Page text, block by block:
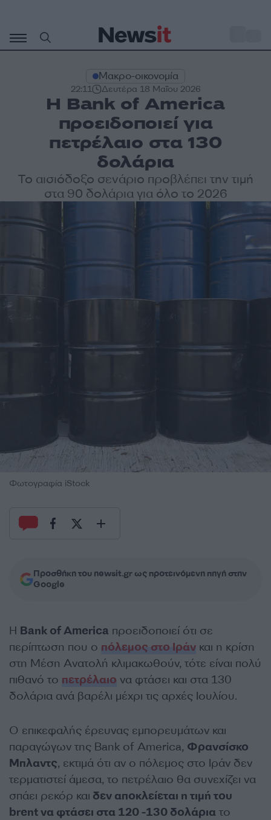
περιεχόμενο
Μακρο-οικονομία
22:11 Δευτέρα 18 Μαΐου 2026
Η Bank of America
προειδοποιεί για
πετρέλαιο στα 130
δολάρια
Το αισιόδοξο σενάριο προβλέπει την τιμή
στα 90 δολάρια για όλο το 2026
Φωτογραφία iStock
Προσθήκη του newsit.gr ως προτεινόμενη πηγή στην
Google
Η Bank of America προειδοποιεί ότι σε
περίπτωση που ο πόλεμος στο Ιράν και η κρίση
στη Μέση Ανατολή κλιμακωθούν, τότε είναι πολύ
πιθανό το πετρέλαιο να φτάσει και στα 130
δολάρια ανά βαρέλι μέχρι τις αρχές Ιουλίου.
Ο επικεφαλής έρευνας εμπορευμάτων και
παραγώγων της Bank of America, Φρανσίσκο
Μπλαντς, εκτιμά ότι αν ο πόλεμος στο Ιράν δεν
τερματιστεί άμεσα, το πετρέλαιο θα συνεχίζει να
σπάει ρεκόρ και δεν αποκλείεται η τιμή του
brent να φτάσει στα 120 -130 δολάρια το